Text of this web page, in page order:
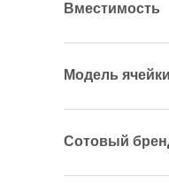
Вместимость
Модель ячейки
Сотовый